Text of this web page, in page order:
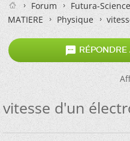
Forum
Futura-
MATIERE
Physique

vitesse d'un